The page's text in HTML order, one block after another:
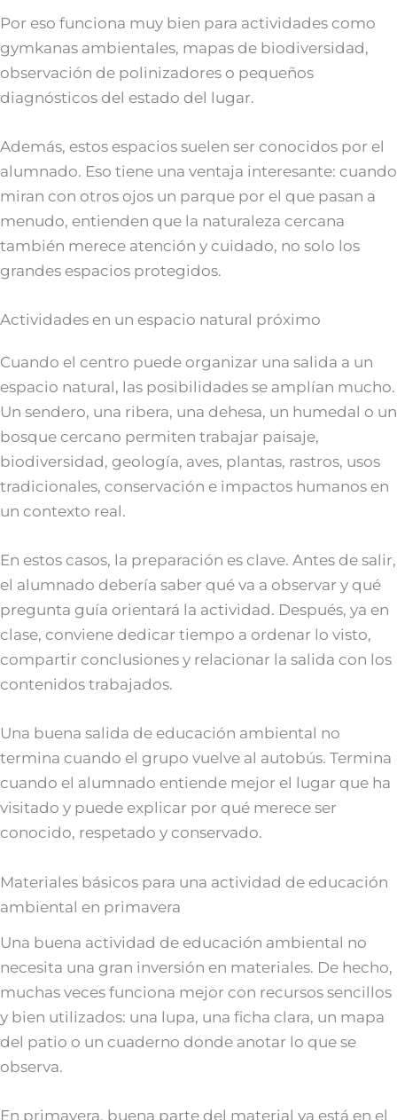
Por eso funciona muy bien para actividades como
gymkanas ambientales, mapas de biodiversidad,
observación de polinizadores o pequeños
diagnósticos del estado del lugar.
Además, estos espacios suelen ser conocidos por el
alumnado. Eso tiene una ventaja interesante: cuando
miran con otros ojos un parque por el que pasan a
menudo, entienden que la naturaleza cercana
también merece atención y cuidado, no solo los
grandes espacios protegidos.
Actividades en un espacio natural próximo
Cuando el centro puede organizar una salida a un
espacio natural, las posibilidades se amplían mucho.
Un sendero, una ribera, una dehesa, un humedal o un
bosque cercano permiten trabajar paisaje,
biodiversidad, geología, aves, plantas, rastros, usos
tradicionales, conservación e impactos humanos en
un contexto real.
En estos casos, la preparación es clave. Antes de salir,
el alumnado debería saber qué va a observar y qué
pregunta guía orientará la actividad. Después, ya en
clase, conviene dedicar tiempo a ordenar lo visto,
compartir conclusiones y relacionar la salida con los
contenidos trabajados.
Una buena salida de educación ambiental no
termina cuando el grupo vuelve al autobús. Termina
cuando el alumnado entiende mejor el lugar que ha
visitado y puede explicar por qué merece ser
conocido, respetado y conservado.
Materiales básicos para una actividad de educación
ambiental en primavera
Una buena actividad de educación ambiental no
necesita una gran inversión en materiales. De hecho,
muchas veces funciona mejor con recursos sencillos
y bien utilizados: una lupa, una ficha clara, un mapa
del patio o un cuaderno donde anotar lo que se
observa.
En primavera, buena parte del material ya está en el